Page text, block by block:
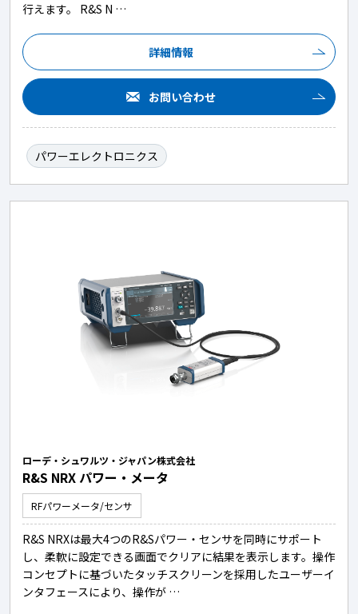
行えます。 R&S N …
詳細情報
お問い合わせ
パワーエレクトロニクス
ローデ・シュワルツ・ジャパン株式会社
R&S NRX パワー・メータ
RFパワーメータ/センサ
R&S NRXは最大4つのR&Sパワー・センサを同時にサポート
し、柔軟に設定できる画面でクリアに結果を表示します。操作
コンセプトに基づいたタッチスクリーンを採用したユーザーイ
ンタフェースにより、操作が …